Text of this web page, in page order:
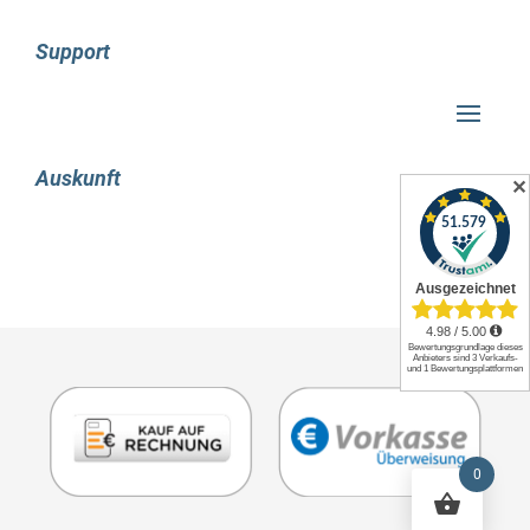
überarbeitungen bieten sich mehrere gründe an,
durch die verwendung der azure-dienste
gewährleistet wird. die zusammenarbeit mit
diesen diensten wurde weiter optimiert, was
ebenfalls erheblich verbessert, wie es microsoft
darüber hinaus hat das unternehmen auf das
wachsende datenvolumen reagiert, das mit dem
microsoft sql server 2022 verwaltet und genutzt
werden kann. dank der verbesserten leistung
können sie auch mit großen datenbanken
Support
Auskunft
0
✕